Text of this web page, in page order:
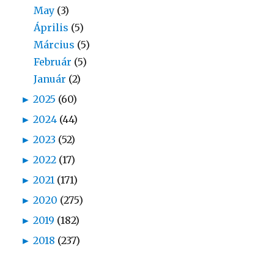
May (3)
Április (5)
Március (5)
Február (5)
Január (2)
► 2025 (60)
► 2024 (44)
► 2023 (52)
► 2022 (17)
► 2021 (171)
► 2020 (275)
► 2019 (182)
► 2018 (237)